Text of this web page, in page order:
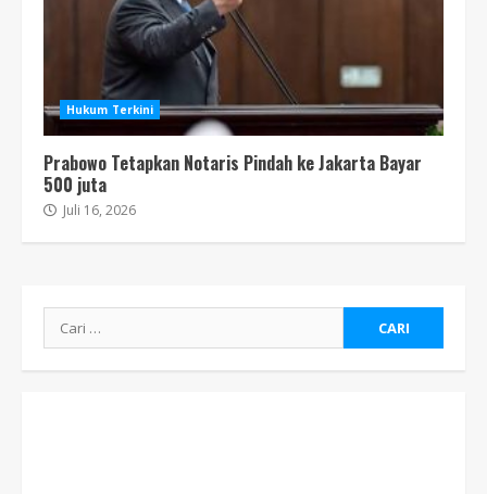
Hukum Terkini
Prabowo Tetapkan Notaris Pindah ke Jakarta Bayar
500 juta
Juli 16, 2026
Cari
untuk: